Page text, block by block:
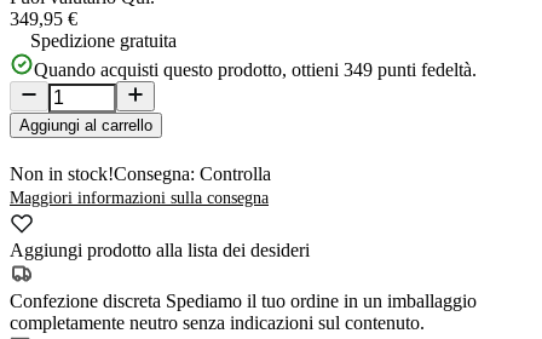
349,95 €
Spedizione gratuita
Quando acquisti questo prodotto, ottieni 349 punti fedeltà.
Aggiungi al carrello
Non in stock!Consegna: Controlla
Maggiori informazioni sulla consegna
Aggiungi prodotto alla lista dei desideri
Confezione discreta Spediamo il tuo ordine in un imballaggio
completamente neutro senza indicazioni sul contenuto.